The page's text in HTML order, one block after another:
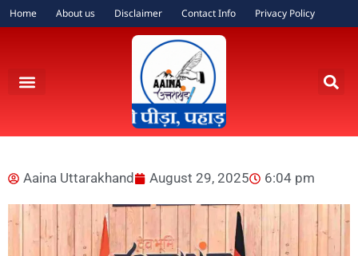
Home About us Disclaimer Contact Info Privacy Policy
Aaina Uttarakhand August 29, 2025 6:04 pm